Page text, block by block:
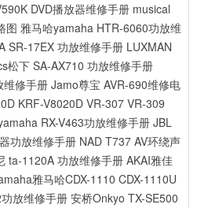
DVD播放器维修手册 musical
图 雅马哈yamaha HTR-6060功放维
SR-17EX 功放维修手册 LUXMAN
松下 SA-AX710 功放维修手册
维修手册 Jamo尊宝 AVR-690维修电
KRF-V8020D VR-307 VR-309
RX-V463功放维修手册 JBL
功放维修手册 NAD T737 AV环绕声
ta-1120A 功放维修手册 AKAI雅佳
雅马哈CDX-1110 CDX-1110U
放维修手册 安桥Onkyo TX-SE500